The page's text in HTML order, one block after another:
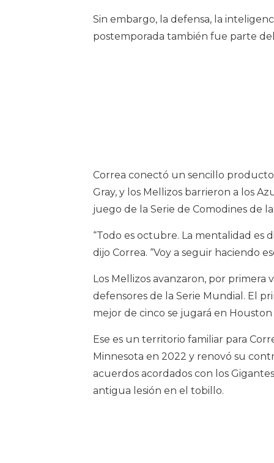
Sin embargo, la defensa, la
postemporada también fue parte
Correa conectó un sencillo
Gray, y los Mellizos barrieron a los
juego de la Serie de Comodines de
“Todo es octubre. La mentalidad
dijo Correa. “Voy a seguir haciendo
Los Mellizos avanzaron, por primera
defensores de la Serie Mundial. El
mejor de cinco se jugará en Houston
Ese es un territorio familiar para
Minnesota en 2022 y renovó su
acuerdos acordados con los
antigua lesión en el tobillo.